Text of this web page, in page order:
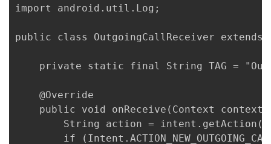
import android.util.Log;
public class OutgoingCallReceiver extends
private static final String TAG =
    @Override
public void onReceive(Context
String action =
if